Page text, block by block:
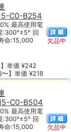
C0-B254
最高使用電
:300°±5° 回
命:15,000
】単価 ¥242
〜】単価 ¥218
欠品中
C0-B504
最高使用電
:300°±5° 回
命:15,000
欠品中